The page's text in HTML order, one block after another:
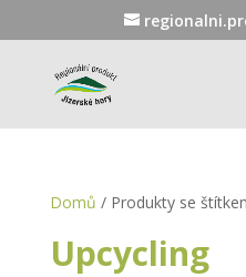
Domů / Produkty se
Upcycling